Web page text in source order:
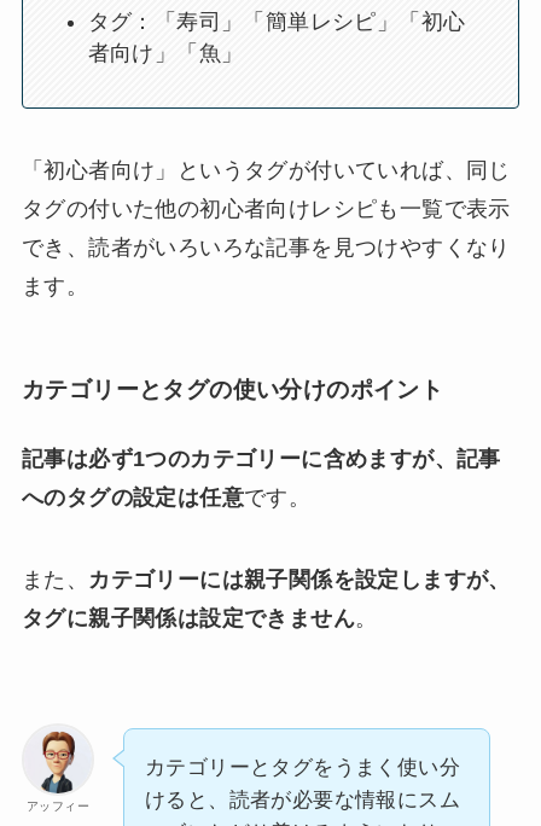
タグ：「寿司」「簡単レシピ」「初心
者向け」「魚」
「初心者向け」というタグが付いていれば、同じ
タグの付いた他の初心者向けレシピも一覧で表示
でき、読者がいろいろな記事を見つけやすくなり
ます。
カテゴリーとタグの使い分けのポイント
記事は必ず1つのカテゴリーに含めますが、記事
へのタグの設定は任意です。
また、 カテゴリーには親子関係を設定しますが、
タグに親子関係は設定できません。
アッフィー
カテゴリーとタグをうまく使い分
けると、読者が必要な情報にスム